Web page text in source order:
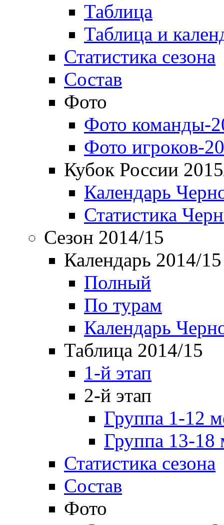
Таблица
Таблица и
Статистика сезона
Состав
Фото
Фото команды-
Фото игроков-
Кубок России
Календарь
Статистика
Сезон 2014/15
Календарь 2014/15
Полный
По турам
Календарь
Таблица 2014/15
1-й этап
2-й этап
Группа 1-12
Группа 13-18
Статистика сезона
Состав
Фото